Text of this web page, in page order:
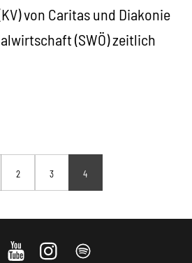
von Caritas und Diakonie
(SWÖ) zeitlich
2 3 4